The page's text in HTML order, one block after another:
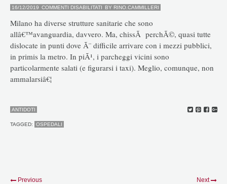
16/12/2019 COMMENTI DISABILITATI SU
BY RINO.CAMMILLERI
Milano ha diverse strutture sanitarie che sono
allâ€™avanguardia, davvero. Ma, chissÃ perchÃ©, quasi tutte
dislocate in punti dove Ã¨ difficile arrivare con i mezzi pubblici,
in primis la metro. In piÃ¹, i parcheggi vicini sono
particolarmente salati (e figurarsi i taxi). Meglio, comunque, non
ammalarsiâ€¦
ANTIDOTI
TAGGED: OSPEDALI
Previous Next